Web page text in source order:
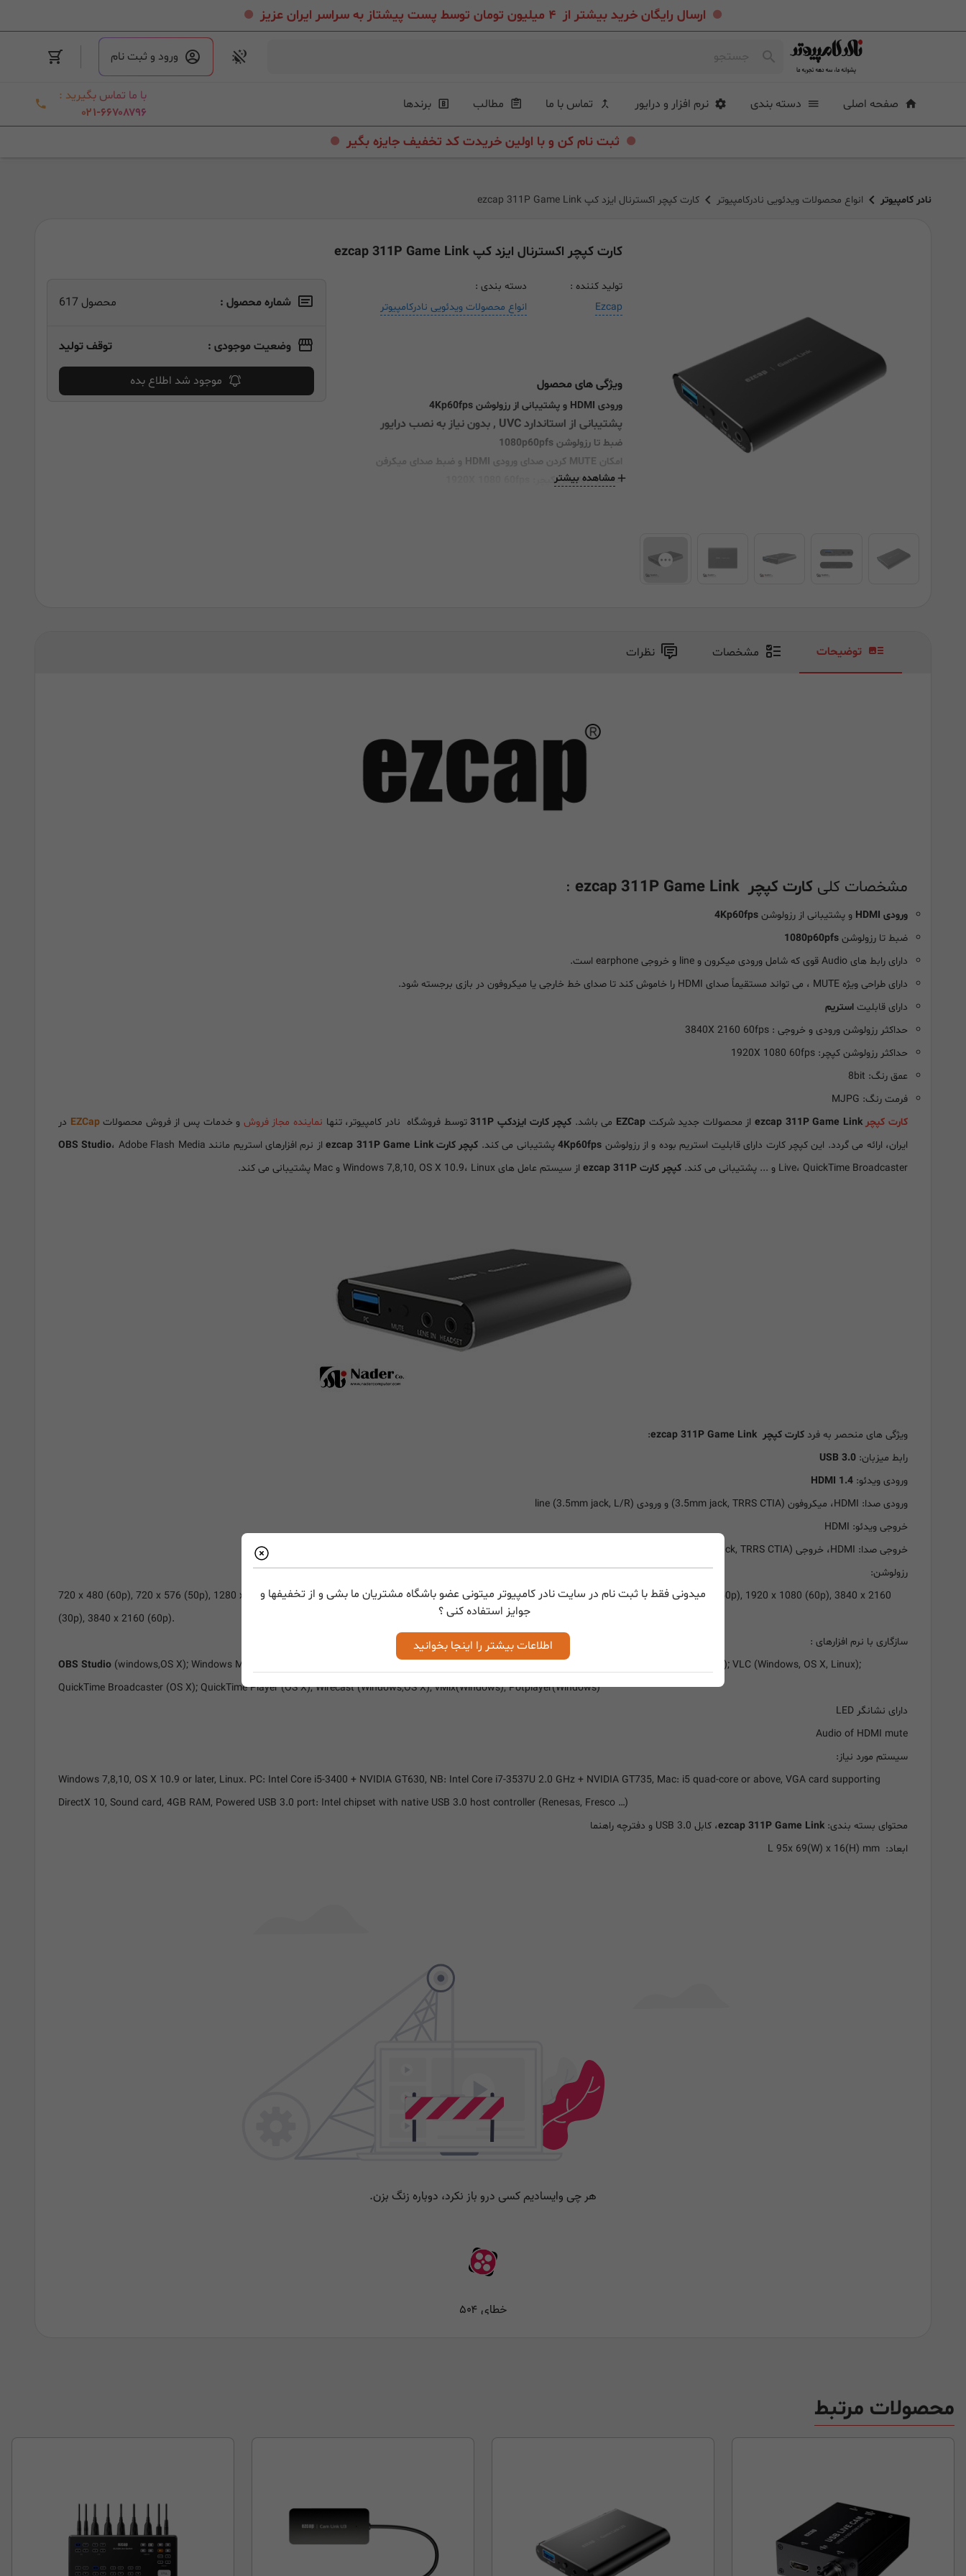
میدونی فقط با ثبت نام در سایت نادر کامپیوتر میتونی عضو باشگاه مشتریان ما بشی و از تخفیفها و
جوایز استفاده کنی ؟
اطلاعات بیشتر را اینجا بخوانید
ارسال رایگان خرید بیشتر از ۴ میلیون تومان توسط پست پیشتاز به سراسر ایران عزیز
ورود و ثبت نام
صفحه اصلی دسته بندی نرم افزار و درایور تماس با ما مطالب برندها
با ما تماس بگیرید :
۰۲۱-۶۶۷۰۸۷۹۶
. ثبت نام کن و با اولین خریدت کد تخفیف جایزه بگیر .
نادر کامپیوتر انواع محصولات ویدئویی نادرکامپیوتر کارت کپچر اکسترنال ایزد کپ ezcap 311P Game Link
کارت کپچر اکسترنال ایزد کپ ezcap 311P Game Link
تولید کننده :
Ezcap
دسته بندی :
انواع محصولات ویدئویی نادرکامپیوتر
ویژگی های محصول
ورودی HDMI و پشتیبانی از رزولوشن 4Kp60fps
پشتیبانی از استاندارد UVC , بدون نیاز به نصب درایور
ضبط تا رزولوشن 1080p60pfs
امکان MUTE کردن صدای ورودی HDMI و ضبط صدای میکرفن
حداکثر رزولوشن کپچر: 1920X 1080 60fps
مشاهده بیشتر
شماره محصول : محصول 617
وضعیت موجودی : توقف تولید
موجود شد اطلاع بده
توضیحات مشخصات نظرات
مشخصات کلی کارت کپچر ezcap 311P Game Link :
ورودی HDMI و پشتیبانی از رزولوشن 4Kp60fps
ضبط تا رزولوشن 1080p60pfs
دارای رابط های Audio قوی که شامل ورودی میکرون و line و خروجی earphone است.
دارای طراحی ویژه MUTE ، می تواند مستقیماً صدای HDMI را خاموش کند تا صدای خط خارجی یا میکروفون در بازی برجسته شود.
دارای قابلیت استریم
حداکثر رزولوشن ورودی و خروجی : 3840X 2160 60fps
حداکثر رزولوشن کپچر: 1920X 1080 60fps
عمق رنگ: 8bit
فرمت رنگ: MJPG
کارت کپچرezcap 311P Game Link از محصولات جدید شرکتEZCap می باشد. کپچر کارت ایزدکپ 311P توسط فروشگاه نادر کامپیوتر ، تنها نماینده مجاز فروش و خدمات پس از فروش محصولاتEZCap در
ایران، ارائه می گردد. این کپچر کارت دارای قابلیت استریم بوده و از رزولوشن 4Kp60fpsپشتیبانی می کند. کپچر کارت ezcap 311P Game Link از نرم افزارهای استریم مانند OBS Studio، Adobe Flash Media
Live، QuickTime Broadcaster و ... پشتیبانی می کند.
کپچر کارت ezcap 311P از سیستم عامل های Windows 7,8,10, OS X 10.9، Linux و Mac پشتیبانی می کند.
ویژگی های منحصر به فرد کارت کپچر ezcap 311P Game Link
:
رابط میزبان: USB 3.0
ورودی ویدئو: HDMI 1.4
ورودی صدا: HDMI، میکروفون (3.5mm jack, TRRS CTIA) و ورودی line (3.5mm jack, L/R)
خروجی ویدئو: HDMI
خروجی صدا: HDMI، خروجی Earphone (3.5mm jack, TRRS CTIA)
رزولوشن:
720 x 480 (60p), 720 x 576 (50p), 1280 x 720p (50p), 1280 x 720p(60p), 1920 x 1080 (24p), 1920 x 1080 (25p), 1920 x 1080 (30p), 1920 x 1080 (50p), 1920 x 1080 (60p), 3840 x 2160
(30p), 3840 x 2160 (60p).
سازگاری با نرم افزارهای :
OBS Studio (windows,OS X); Windows Media Encoder (Windows); Adobe Flash Media Live -Encoder (Windows, OS X); Real Producer Plus (Windows); VLC (Windows, OS X, Linux);
QuickTime Broadcaster (OS X); QuickTime Player (OS X); Wirecast (Windows,OS X); vMix(Windows); Potplayer(Windows)
دارای نشانگر LED
Audio of HDMI mute
سیستم مورد نیاز:
Windows 7,8,10, OS X 10.9 or later, Linux. PC: Intel Core i5-3400 + NVIDIA GT630, NB: Intel Core i7-3537U 2.0 GHz + NVIDIA GT735, Mac: i5 quad-core or above, VGA card supporting
DirectX 10, Sound card, 4GB RAM, Powered USB 3.0 port: Intel chipset with native USB 3.0 host controller (Renesas, Fresco …)
محتوای بسته بندی:ezcap 311P Game Link، کابل USB 3.0 و دفترچه راهنما
ابعاد: L 95x 69(W) x 16(H) mm
محصولات مرتبط